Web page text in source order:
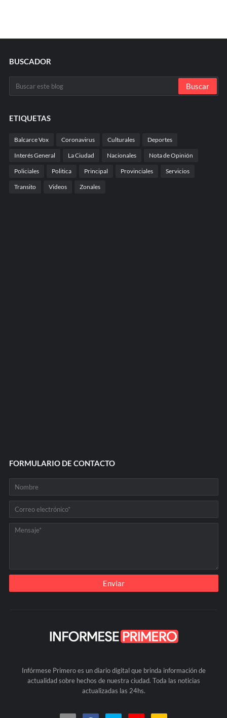
BUSCADOR
ETIQUETAS
Balcarce Vox Coronavirus Culturales Deportes
Interés General La Ciudad Nacionales Nota de Opinión
Policiales Politica Principal Provinciales Servicios
Transito Videos Zonales
FORMULARIO DE CONTACTO
Infórmese Primero es un diario digital que brinda información de
actualidad sobre hechos de nuestra ciudad. Toda las noticias
actualizadas las 24hs.